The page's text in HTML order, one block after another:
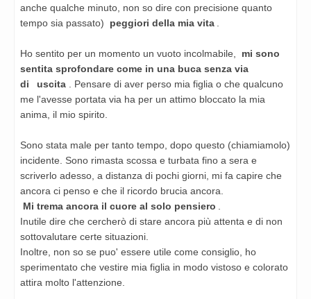
anche qualche minuto, non so dire con precisione quanto
tempo sia passato)
peggiori della mia vita
Ho sentito per un momento un vuoto incolmabile,
mi sono
sentita sprofondare come in una buca senza via
di
uscita
. Pensare di aver perso mia figlia o che qualcuno
me l'avesse portata via ha per un attimo bloccato la mia
anima, il mio spirito.
Sono stata male per tanto tempo, dopo questo (chiamiamolo)
incidente. Sono rimasta scossa e turbata fino a sera e
scriverlo adesso, a distanza di pochi giorni, mi fa capire che
ancora ci penso e che il ricordo brucia ancora.
Mi trema ancora il cuore al solo pensiero
Inutile dire che cercherò di stare ancora più attenta e di non
sottovalutare certe situazioni.
Inoltre, non so se puo' essere utile come consiglio, ho
sperimentato che vestire mia figlia in modo vistoso e colorato
attira molto l'attenzione.